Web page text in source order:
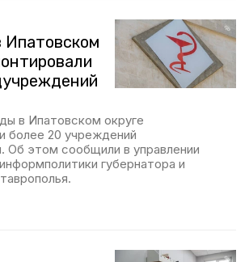
Ипатовском
в Ипатовском округе
более 20 учреждений
Об этом сообщили в управлении
губернатора и